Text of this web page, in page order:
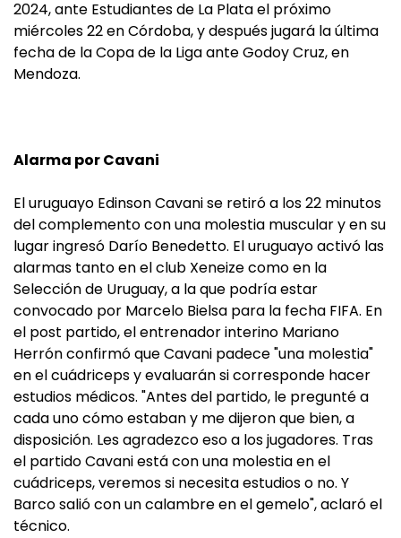
2024, ante Estudiantes de La Plata el próximo
miércoles 22 en Córdoba, y después jugará la última
fecha de la Copa de la Liga ante Godoy Cruz, en
Mendoza.
Alarma por Cavani
El uruguayo Edinson Cavani se retiró a los 22 minutos
del complemento con una molestia muscular y en su
lugar ingresó Darío Benedetto. El uruguayo activó las
alarmas tanto en el club Xeneize como en la
Selección de Uruguay, a la que podría estar
convocado por Marcelo Bielsa para la fecha FIFA. En
el post partido, el entrenador interino Mariano
Herrón confirmó que Cavani padece "una molestia"
en el cuádriceps y evaluarán si corresponde hacer
estudios médicos. "Antes del partido, le pregunté a
cada uno cómo estaban y me dijeron que bien, a
disposición. Les agradezco eso a los jugadores. Tras
el partido Cavani está con una molestia en el
cuádriceps, veremos si necesita estudios o no. Y
Barco salió con un calambre en el gemelo", aclaró el
técnico.